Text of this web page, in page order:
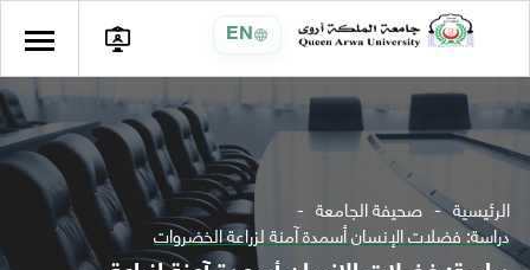
EN
الرئيسية صحيفة الجامعة
دراسة: فضلات الإنسان أسمدة آمنة لزراعة الخضروات